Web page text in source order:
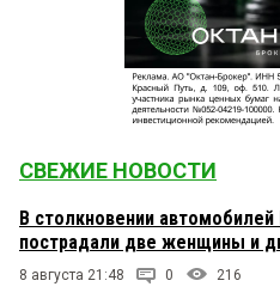
СВЕЖИЕ НОВОСТИ
В столкновении
пострадали две женщины и
8 августа 21:48 0 216